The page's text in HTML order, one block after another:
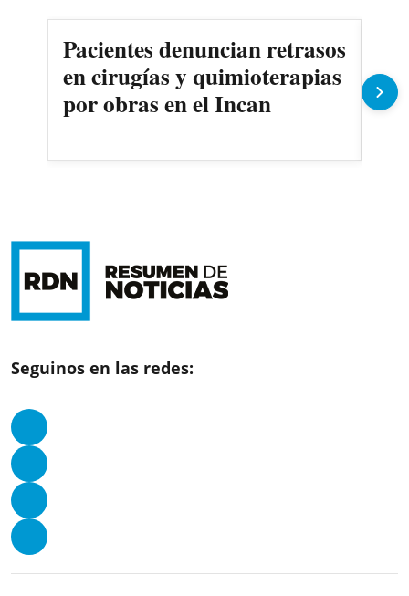
Pacientes denuncian retrasos
en cirugías y quimioterapias
por obras en el Incan
Seguinos en las redes: